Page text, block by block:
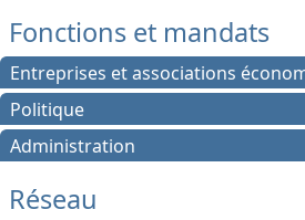
Fonctions et mandats
Entreprises et associations
Politique
Administration
Réseau